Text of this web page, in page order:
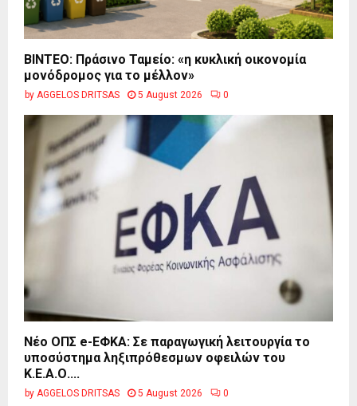
BINTEO: Πράσινο Ταμείο: «η κυκλική οικονομία
μονόδρομος για το μέλλον»
by AGGELOS DRITSAS 5 August 2026 0
Νέο ΟΠΣ e-ΕΦΚΑ: Σε παραγωγική λειτουργία το
υποσύστημα ληξιπρόθεσμων οφειλών του
Κ.Ε.Α.Ο....
by AGGELOS DRITSAS 5 August 2026 0